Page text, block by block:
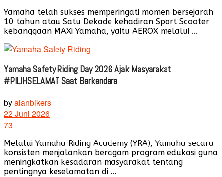
Yamaha telah sukses memperingati momen bersejarah
10 tahun atau Satu Dekade kehadiran Sport Scooter
kebanggaan MAXi Yamaha, yaitu AEROX melalui ...
Yamaha Safety Riding Day 2026 Ajak Masyarakat
#PILIHSELAMAT Saat Berkendara
byalanbikers
22 Juni 2026
73
Melalui Yamaha Riding Academy (YRA), Yamaha secara
konsisten menjalankan beragam program edukasi guna
meningkatkan kesadaran masyarakat tentang
pentingnya keselamatan di ...